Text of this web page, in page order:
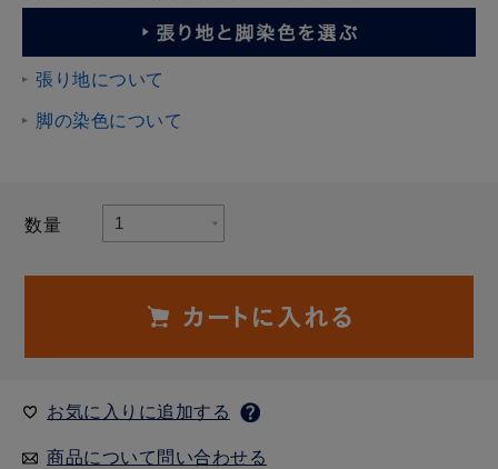
張り地について
脚の染色について
数量
お気に入りに追加する
商品について問い合わせる